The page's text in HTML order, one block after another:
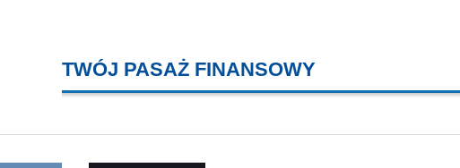
TWÓJ PASAŻ FINANSOWY